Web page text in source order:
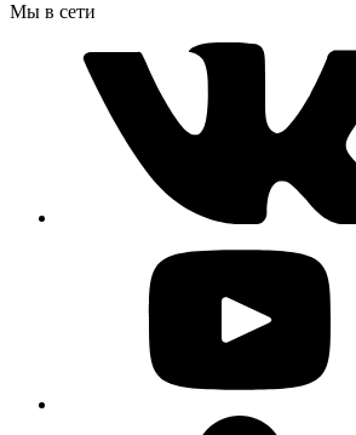
Мы в сети